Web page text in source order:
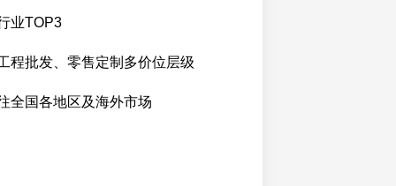
业TOP3
程批发、零售定制多价位层级
全国各地区及海外市场